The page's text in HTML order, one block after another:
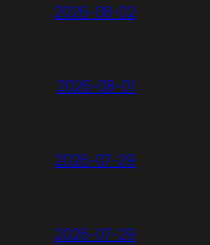
2026-08-02
2026-08-01
2026-07-29
2026-07-29